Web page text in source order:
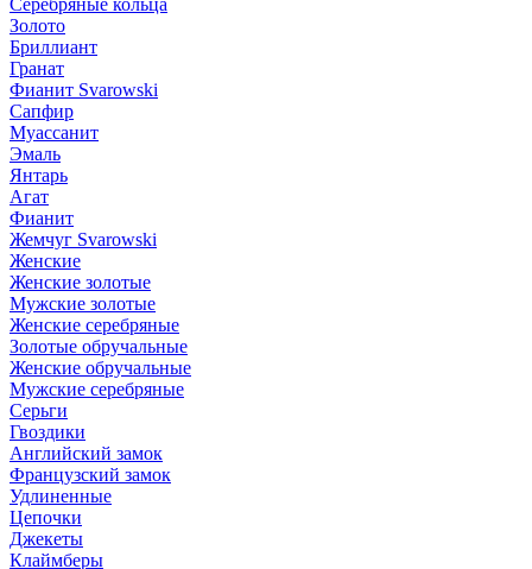
Серебряные кольца
Золото
Бриллиант
Гранат
Фианит Svarowski
Сапфир
Муассанит
Эмаль
Янтарь
Агат
Фианит
Жемчуг Svarowski
Женские
Женские золотые
Мужские золотые
Женские серебряные
Золотые обручальные
Женские обручальные
Мужские серебряные
Серьги
Гвоздики
Английский замок
Французский замок
Удлиненные
Цепочки
Джекеты
Клаймберы